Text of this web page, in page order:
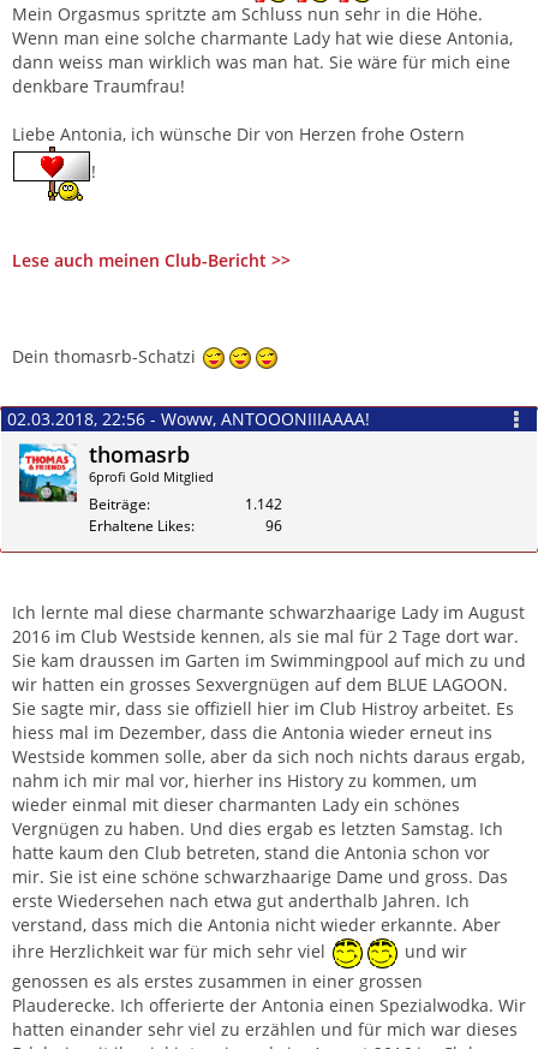
Mein Orgasmus spritzte am Schluss nun sehr in die Höhe.
Wenn man eine solche charmante Lady hat wie diese Antonia,
dann weiss man wirklich was man hat. Sie wäre für mich eine
denkbare Traumfrau!
Liebe Antonia, ich wünsche Dir von Herzen frohe Ostern
!
Lese auch meinen Club-Bericht >>
Dein thomasrb-Schatzi
02.03.2018, 22:56 - Woww, ANTOOONIIIAAAA!
thomasrb
6profi Gold Mitglied
Beiträge
1.142
Erhaltene Likes
96
Ich lernte mal diese charmante schwarzhaarige Lady im August
2016 im Club Westside kennen, als sie mal für 2 Tage dort war.
Sie kam draussen im Garten im Swimmingpool auf mich zu und
wir hatten ein grosses Sexvergnügen auf dem BLUE LAGOON.
Sie sagte mir, dass sie offiziell hier im Club Histroy arbeitet. Es
hiess mal im Dezember, dass die Antonia wieder erneut ins
Westside kommen solle, aber da sich noch nichts daraus ergab,
nahm ich mir mal vor, hierher ins History zu kommen, um
wieder einmal mit dieser charmanten Lady ein schönes
Vergnügen zu haben. Und dies ergab es letzten Samstag. Ich
hatte kaum den Club betreten, stand die Antonia schon vor
mir. Sie ist eine schöne schwarzhaarige Dame und gross. Das
erste Wiedersehen nach etwa gut anderthalb Jahren. Ich
verstand, dass mich die Antonia nicht wieder erkannte. Aber
ihre Herzlichkeit war für mich sehr viel
und wir
genossen es als erstes zusammen in einer grossen
Plauderecke. Ich offerierte der Antonia einen Spezialwodka. Wir
hatten einander sehr viel zu erzählen und für mich war dieses
Zitieren